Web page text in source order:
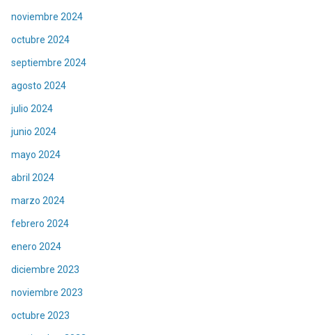
noviembre 2024
octubre 2024
septiembre 2024
agosto 2024
julio 2024
junio 2024
mayo 2024
abril 2024
marzo 2024
febrero 2024
enero 2024
diciembre 2023
noviembre 2023
octubre 2023